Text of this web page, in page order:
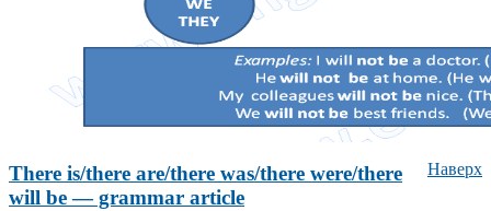
Наверх
There is/there are/there was/there were/there
will be — grammar article